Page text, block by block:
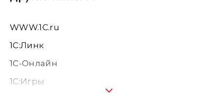
WWW.1С.ru
1С:Линк
1С-Онлайн
1C:Игры